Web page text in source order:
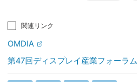
関連リンク
OMDIA
第47回ディスプレイ産業フォーラム